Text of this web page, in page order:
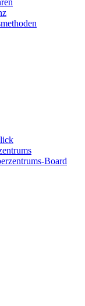
Board